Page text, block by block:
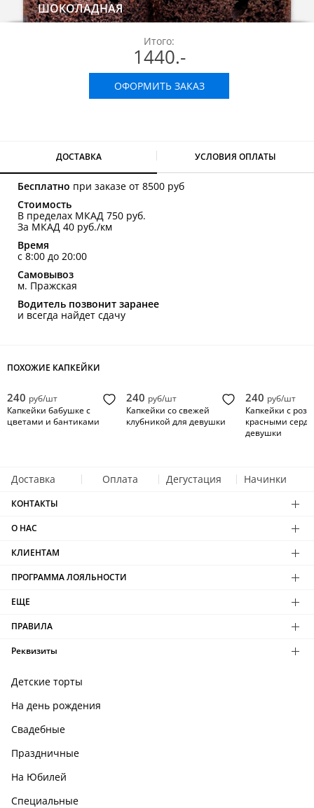
ШОКОЛАДНАЯ
Итого:
1440.-
ОФОРМИТЬ ЗАКАЗ
ДОСТАВКА УСЛОВИЯ ОПЛАТЫ
Бесплатно при заказе от 8500 руб
Стоимость
В пределах МКАД 750 руб.
За МКАД 40 руб./км
Время
с 8:00 до 20:00
Самовывоз
м. Пражская
Водитель позвонит заранее
и всегда найдет сдачу
ПОХОЖИЕ КАПКЕЙКИ
240 руб/шт
Капкейки бабушке с
цветами и бантиками
240 руб/шт
Капкейки со свежей
клубникой для девушки
240 руб/шт
Капкейки с
красными
девушки
Доставка Оплата Дегустация Начинки
КОНТАКТЫ
О НАС
КЛИЕНТАМ
ПРОГРАММА ЛОЯЛЬНОСТИ
ЕЩЕ
ПРАВИЛА
Реквизиты
Детские торты
На день рождения
Свадебные
Праздничные
На Юбилей
Специальные